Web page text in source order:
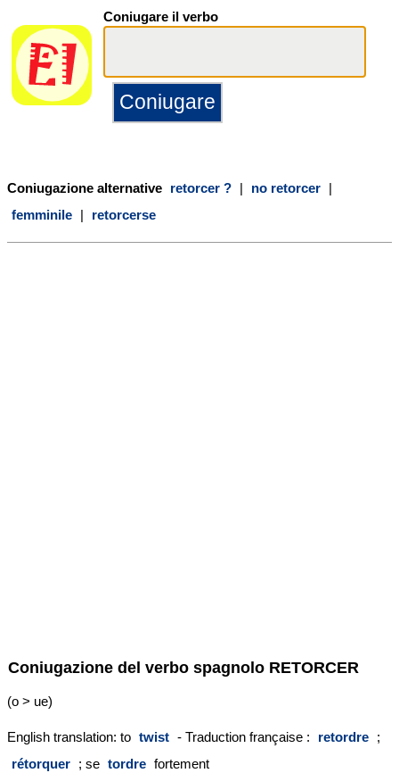
Coniugare il verbo
Coniugazione alternative retorcer ? | no retorcer |
femminile | retorcerse
Coniugazione del verbo spagnolo RETORCER
(o > ue)
English translation: to twist - Traduction française : retordre ;
rétorquer ; se tordre fortement